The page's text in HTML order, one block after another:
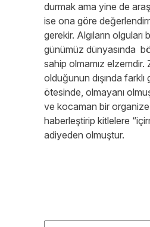
durmak ama yine de
ise ona göre
gerekir. Algıların olguları
günümüz dünyasında
sahip olmamız elzemdir.
olduğunun dışında
ötesinde, olmayanı
ve kocaman bir organize
haberleştirip kitlelere
adiyeden olmuştur.